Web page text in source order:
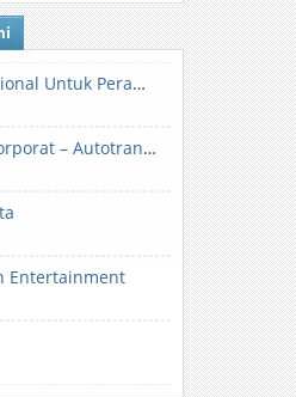
Klinik Dermatologi & Estetika Profesional Untuk Perawatan Kulit dan Kecantikan
Sewa Mobil Jakarta & Sewa Mobil Korporat – Autotranz Indonesia
Entertainment